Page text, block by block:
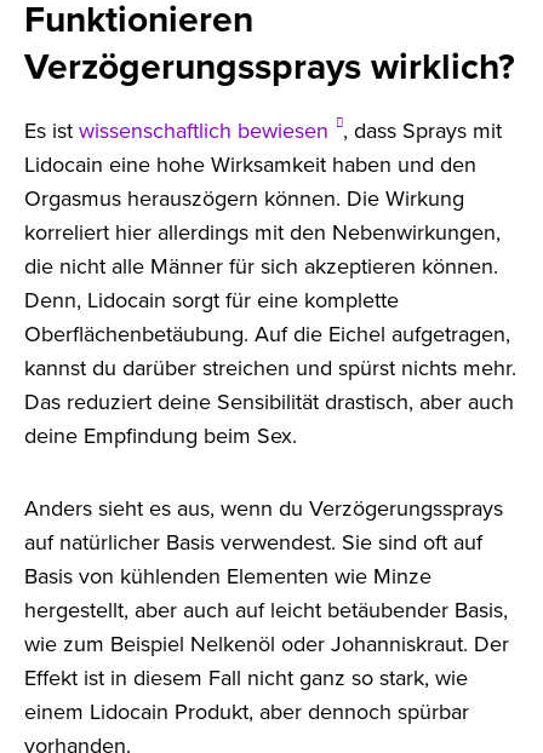
Funktionieren
Verzögerungssprays wirklich?
Es ist wissenschaftlich bewiesen , dass Sprays mit
Lidocain eine hohe Wirksamkeit haben und den
Orgasmus herauszögern können. Die Wirkung
korreliert hier allerdings mit den Nebenwirkungen,
die nicht alle Männer für sich akzeptieren können.
Denn, Lidocain sorgt für eine komplette
Oberflächenbetäubung. Auf die Eichel aufgetragen,
kannst du darüber streichen und spürst nichts mehr.
Das reduziert deine Sensibilität drastisch, aber auch
deine Empfindung beim Sex.
Anders sieht es aus, wenn du Verzögerungssprays
auf natürlicher Basis verwendest. Sie sind oft auf
Basis von kühlenden Elementen wie Minze
hergestellt, aber auch auf leicht betäubender Basis,
wie zum Beispiel Nelkenöl oder Johanniskraut. Der
Effekt ist in diesem Fall nicht ganz so stark, wie
einem Lidocain Produkt, aber dennoch spürbar
vorhanden.